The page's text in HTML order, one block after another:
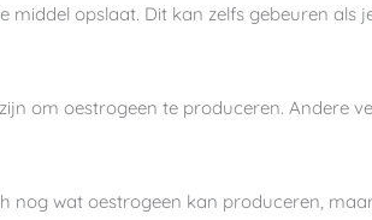
opslaat. Dit kan zelfs gebeuren als
om oestrogeen te produceren. Andere
nog wat oestrogeen kan produceren,